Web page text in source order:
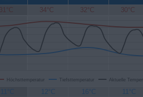
31°C 34°C 32°C 30°C
Höchsttemperatur Tiefsttemperatur Aktuelle
11°C 12°C 16°C 11°C